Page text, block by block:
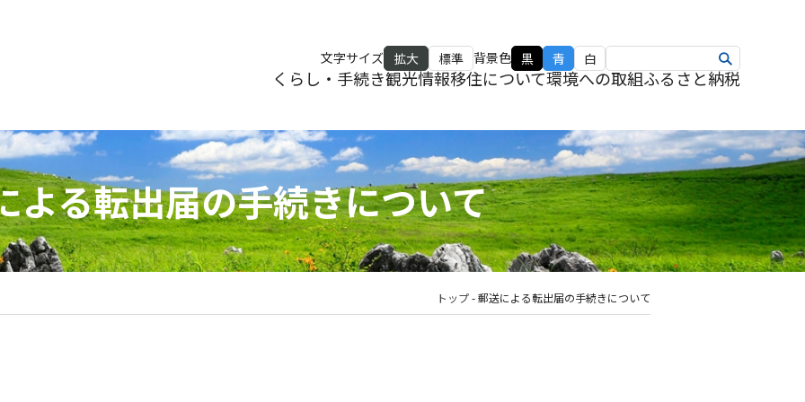
文字サイズ 拡大 標準 背景色 黒 青 白
くらし・手続き観光情報移住について環境への取組ふるさと納税
よる転出届の手続きについて
トップ-郵送による転出届の手続きについて